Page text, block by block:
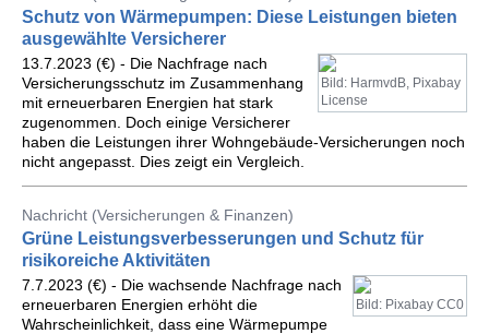
Schutz von Wärmepumpen: Diese Leistungen bieten
ausgewählte Versicherer
Bild: HarmvdB, Pixabay
License
13.7.2023 (€) - Die Nachfrage nach
Versicherungsschutz im Zusammenhang
mit erneuerbaren Energien hat stark
zugenommen. Doch einige Versicherer
haben die Leistungen ihrer Wohngebäude-Versicherungen noch
nicht angepasst. Dies zeigt ein Vergleich.
Nachricht (Versicherungen & Finanzen)
Grüne Leistungsverbesserungen und Schutz für
risikoreiche Aktivitäten
Bild: Pixabay CC0
7.7.2023 (€) - Die wachsende Nachfrage nach
erneuerbaren Energien erhöht die
Wahrscheinlichkeit, dass eine Wärmepumpe